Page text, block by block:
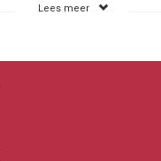
het geval. Je mag tijdens
manier kan invullen. Met
een kleine beurs hebben
te doen aan Advent. Bij
Adventskaarsen. Het
en de 300/23 mm. De keus
Lees meer